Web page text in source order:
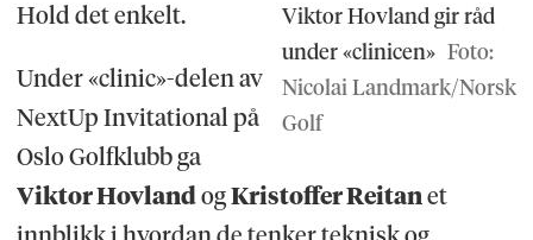
Viktor Hovland gir råd
under «clinicen» Foto:
Nicolai Landmark/Norsk
Golf
Hold det enkelt.
Under «clinic»-delen av
NextUp Invitational på
Oslo Golfklubb ga
Viktor HovlandogKristoffer Reitanet